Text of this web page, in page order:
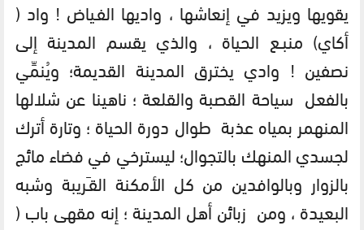
يقويها ويزيد في إنعاشها ، واديها الفـياض ! واد (
أكاي) منبـع الحياة ، والذي يقسم المدينة إلى
نصفين ! وادي يخترق المدينة القديمة؛ ويُنمِّي
بالفعل سياحة القصبة والقلعة ؛ ناهينا عن شلالها
المنهمر بمياه عذبة طوال دورة الحياة ؛ وتارة أترك
لجسدي المنهك بالتجوال؛ ليسترخي في فضاء مائج
بالزوار وبالوافدين من كل الأمكنة القـَريبة وشبه
البعيدة ، ومن زبائن أهل المدينة ؛ إنه مقهى باب (